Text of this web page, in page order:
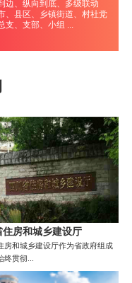
边、纵向到底、多级联动
、县区、乡镇街道、村社党
支、支部、小组 ...
住房和城乡建设厅
房和城乡建设厅作为省政府组成
终贯彻...